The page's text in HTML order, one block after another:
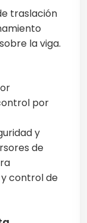
traslación
la viga.
por
y
de
control de